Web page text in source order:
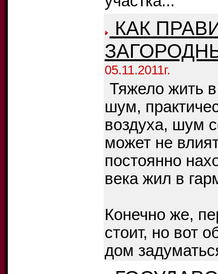
КАК
05.11.2011г.
Тяжело жить
шум,
воздуха, шум
может не
постоянно
века жил в
Конечно же,
стоит, но вот
дом